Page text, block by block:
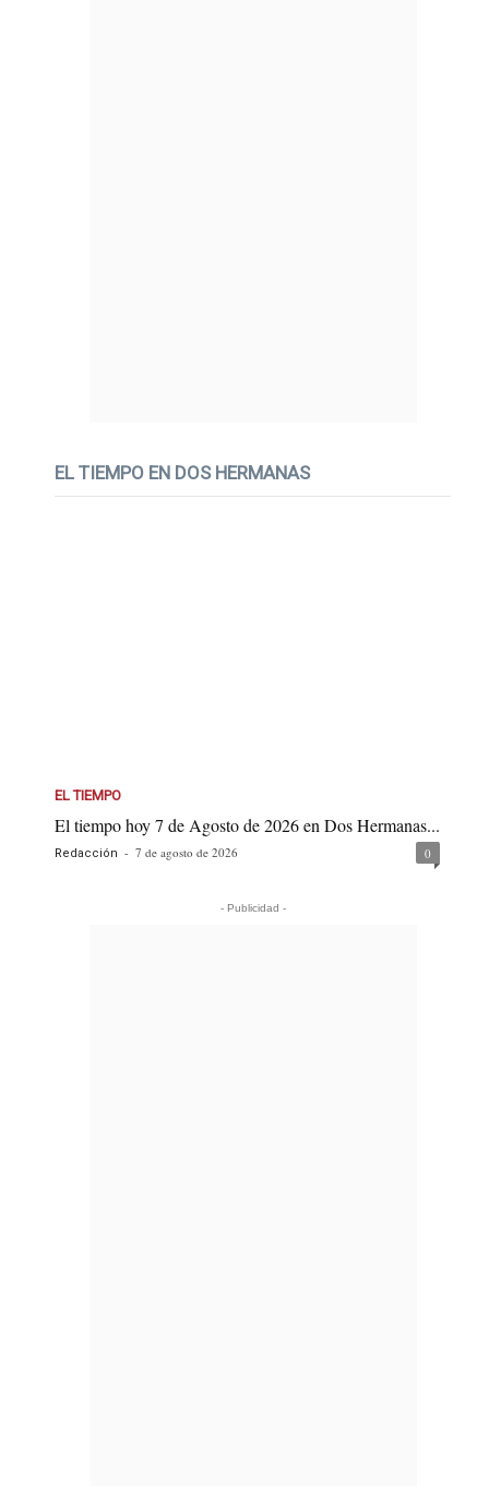
EL TIEMPO EN DOS HERMANAS
EL TIEMPO
El tiempo hoy 7 de Agosto de 2026 en Dos Hermanas...
Redacción - 7 de agosto de 2026 0
- Publicidad -